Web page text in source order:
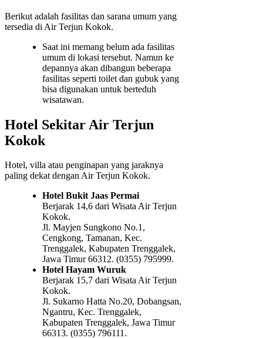
Berikut adalah fasilitas dan sarana umum yang
tersedia di Air Terjun Kokok.
Saat ini memang belum ada fasilitas
umum di lokasi tersebut. Namun ke
depannya akan dibangun beberapa
fasilitas seperti toilet dan gubuk yang
bisa digunakan untuk berteduh
wisatawan.
Hotel Sekitar Air Terjun
Kokok
Hotel, villa atau penginapan yang jaraknya
paling dekat dengan Air Terjun Kokok.
Hotel Bukit Jaas Permai
Berjarak 14,6 dari Wisata Air Terjun
Kokok.
Jl. Mayjen Sungkono No.1,
Cengkong, Tamanan, Kec.
Trenggalek, Kabupaten Trenggalek,
Jawa Timur 66312. (0355) 795999.
Hotel Hayam Wuruk
Berjarak 15,7 dari Wisata Air Terjun
Kokok.
Jl. Sukarno Hatta No.20, Dobangsan,
Ngantru, Kec. Trenggalek,
Kabupaten Trenggalek, Jawa Timur
66313. (0355) 796111.